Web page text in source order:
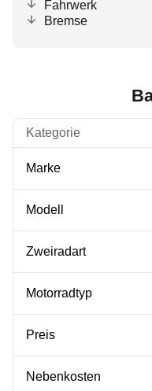
Fahrwerk
Bremse
Kategorie
Marke
Modell
Zweiradart
Motorradtyp
Preis
Nebenkosten